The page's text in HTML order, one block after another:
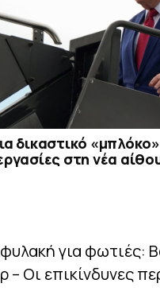
δικαστικό
στη νέα